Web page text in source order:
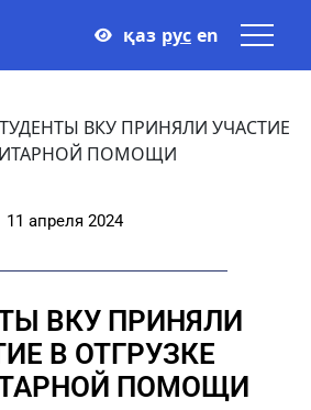
қаз рус en
ВКУ ПРИНЯЛИ УЧАСТИЕ
ПОМОЩИ
11 апреля 2024
ВКУ ПРИНЯЛИ
В ОТГРУЗКЕ
ПОМОЩИ